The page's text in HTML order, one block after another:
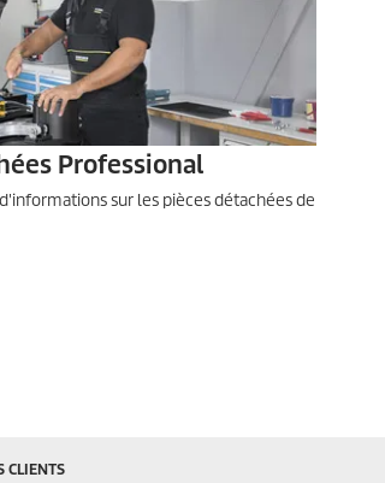
Professional
sur les pièces détachées de
CLIENTS